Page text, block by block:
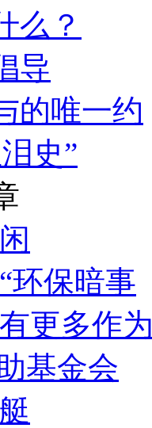
么？
导
的唯一约
史”
环保暗事
更多作
基金会